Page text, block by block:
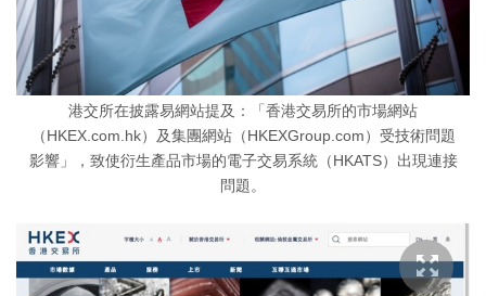
港交所在披露易網站提及：「香港交易所的市場網站
（HKEX.com.hk）及集團網站（HKEXGroup.com）受技術問題
影響」，致使衍生產品市場的電子交易系統（HKATS）出現連接
問題。